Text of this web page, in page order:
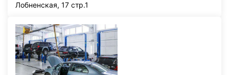
Лобненская, 17 стр.1